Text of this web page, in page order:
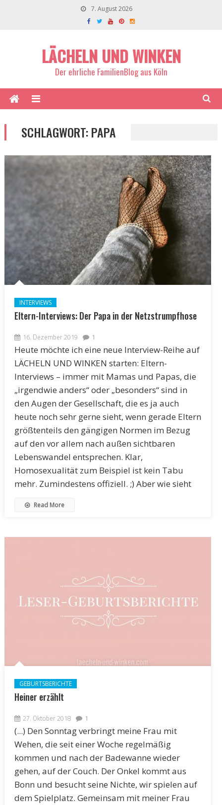
7. August 2026
LÄCHELN UND WINKEN
Der ehrliche FamilienBlog aus Köln
SCHLAGWORT:PAPA
INTERVIEWS
Eltern-Interviews: Der Papa in der Netzstrumpfhose
16. Dezember 2019 1
Heute möchte ich eine neue Interview-Reihe auf
LÄCHELN UND WINKEN starten: Eltern-
Interviews – immer mit Mamas und Papas, die
„irgendwie anders“ oder „besonders“ sind in
den Augen der Gesellschaft, die es ja auch
heute noch sehr gerne sieht, wenn gerade Eltern
größtenteils den gängigen Normen im Bezug
auf den vor allem nach außen sichtbaren
Lebenswandel entsprechen. Klar,
Homosexualität zum Beispiel ist kein Tabu
mehr. Zumindestens offiziell. ;) Aber wie sieht
Read More
GEBURTSBERICHTE
Heiner erzählt
27. Oktober 2018 1
(...) Den Sonntag verbringt meine Frau mit
Wehen, die seit einer Woche regelmäßig
kommen und nach der Badewanne wieder
gehen, auf der Couch. Der Onkel kommt aus
Bonn und besucht seine Nichte, wir spielen auf
dem Spielplatz. Gemeinsam mit meiner Frau